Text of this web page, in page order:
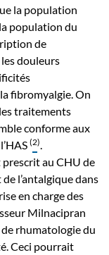
la population
population du
de
douleurs
fibromyalgie. On
traitements
conforme aux
(2)
au CHU de
de l’antalgique dans
en charge des
Milnacipran
rhumatologie du
Ceci pourrait